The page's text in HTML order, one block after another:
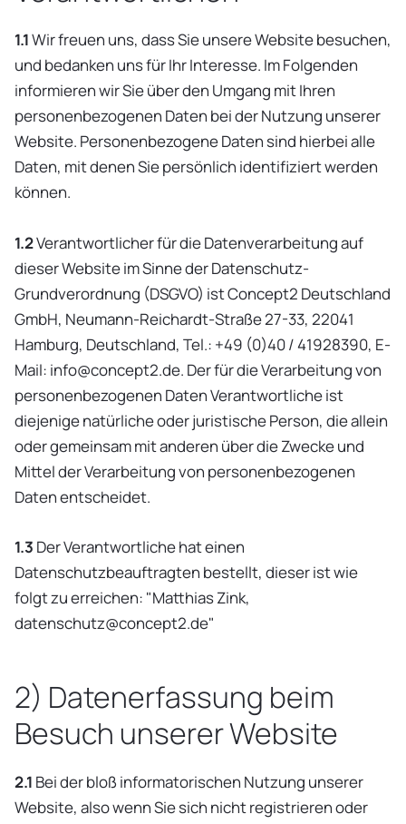
1.1Wir freuen uns, dass Sie unsere Website besuchen,
und bedanken uns für Ihr Interesse. Im Folgenden
informieren wir Sie über den Umgang mit Ihren
personenbezogenen Daten bei der Nutzung unserer
Website. Personenbezogene Daten sind hierbei alle
Daten, mit denen Sie persönlich identifiziert werden
können.
1.2Verantwortlicher für die Datenverarbeitung auf
dieser Website im Sinne der Datenschutz-
Grundverordnung (DSGVO) ist Concept2 Deutschland
GmbH, Neumann-Reichardt-Straße 27-33, 22041
Hamburg, Deutschland, Tel.: +49 (0)40 / 41928390, E-
Mail: info@concept2.de. Der für die Verarbeitung von
personenbezogenen Daten Verantwortliche ist
diejenige natürliche oder juristische Person, die allein
oder gemeinsam mit anderen über die Zwecke und
Mittel der Verarbeitung von personenbezogenen
Daten entscheidet.
1.3 Der Verantwortliche hat einen
Datenschutzbeauftragten bestellt, dieser ist wie
folgt zu erreichen: "Matthias Zink,
datenschutz@concept2.de"
2) Datenerfassung beim
Besuch unserer Website
2.1 Bei der bloß informatorischen Nutzung unserer
Website, also wenn Sie sich nicht registrieren oder